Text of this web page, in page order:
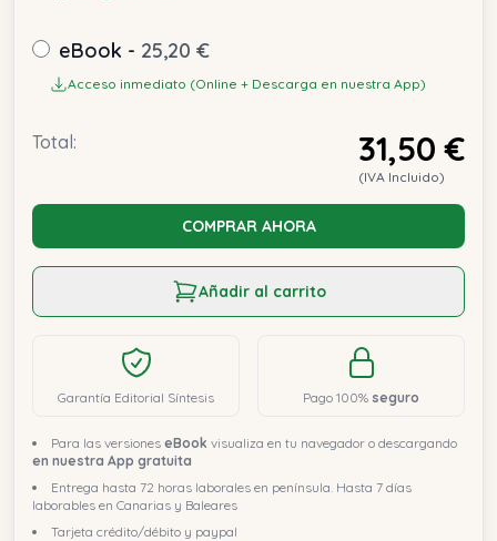
eBook - 25,20 €
Acceso inmediato (Online + Descarga en nuestra App)
Total: 31,50 €
(IVA Incluido)
COMPRAR AHORA
Añadir al carrito
Garantía Editorial Síntesis Pago 100% seguro
Para las versiones eBook visualiza en tu navegador o descargando
en nuestra App gratuita
Entrega hasta 72 horas laborales en península. Hasta 7 días
laborables en Canarias y Baleares
Tarjeta crédito/débito y paypal